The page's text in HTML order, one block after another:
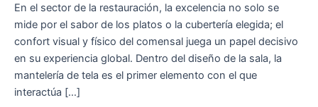
En el sector de la restauración, la excelencia no solo se
mide por el sabor de los platos o la cubertería elegida; el
confort visual y físico del comensal juega un papel decisivo
en su experiencia global. Dentro del diseño de la sala, la
mantelería de tela es el primer elemento con el que
interactúa […]